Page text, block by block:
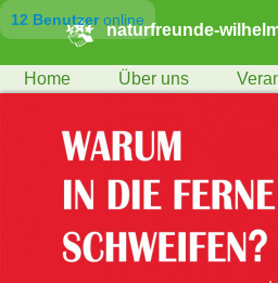
12 Benutzeronline
naturfreunde-
Home Über uns